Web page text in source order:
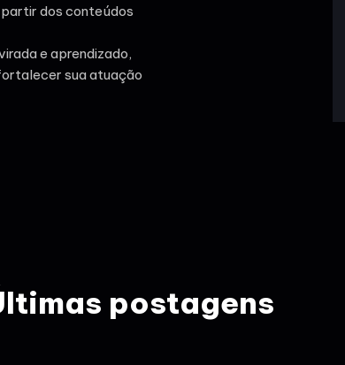
dos conteúdos
e aprendizado,
sua atuação
postagens